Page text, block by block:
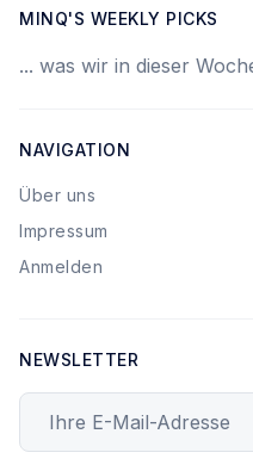
MINQ'S WEEKLY PICKS
... was wir in dieser
NAVIGATION
Über uns
Impressum
Anmelden
NEWSLETTER